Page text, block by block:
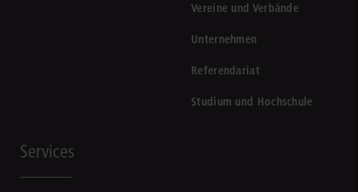
Vereine und Verbände
Unternehmen
Referendariat
Studium und Hochschule
Services